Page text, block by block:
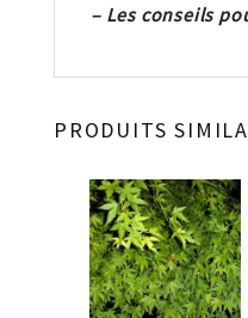
– Les conseils
PRODUITS